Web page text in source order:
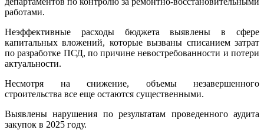
работами.
Неэффективные расходы бюджета выявлены в сфере
капитальных вложений, которые вызваны списанием затрат
по разработке ПСД, по причине невостребованности и потери
актуальности.
Несмотря на снижение, объемы незавершенного
строительства все еще остаются существенными.
Выявлены нарушения по результатам проведенного аудита
закупок в 2025 году.